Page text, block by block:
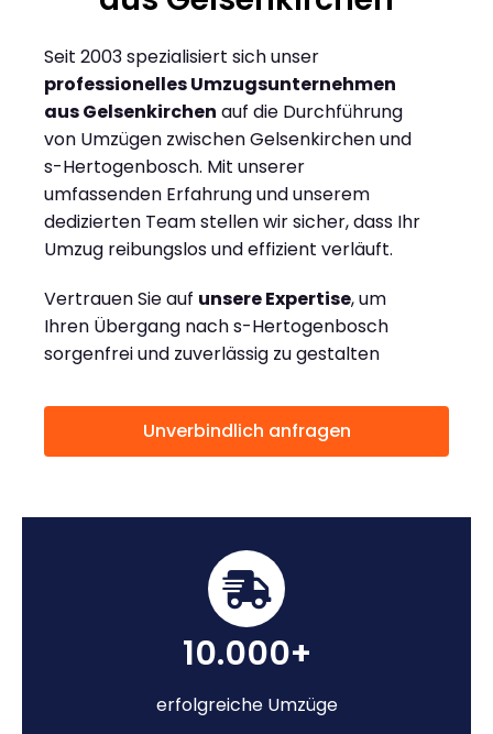
Seit 2003 spezialisiert sich unser
professionelles Umzugsunternehmen
aus Gelsenkirchen auf die Durchführung
von Umzügen zwischen Gelsenkirchen und
s-Hertogenbosch. Mit unserer
umfassenden Erfahrung und unserem
dedizierten Team stellen wir sicher, dass Ihr
Umzug reibungslos und effizient verläuft.
Vertrauen Sie auf unsere Expertise, um
Ihren Übergang nach s-Hertogenbosch
sorgenfrei und zuverlässig zu gestalten
Unverbindlich anfragen
10.000+
erfolgreiche Umzüge